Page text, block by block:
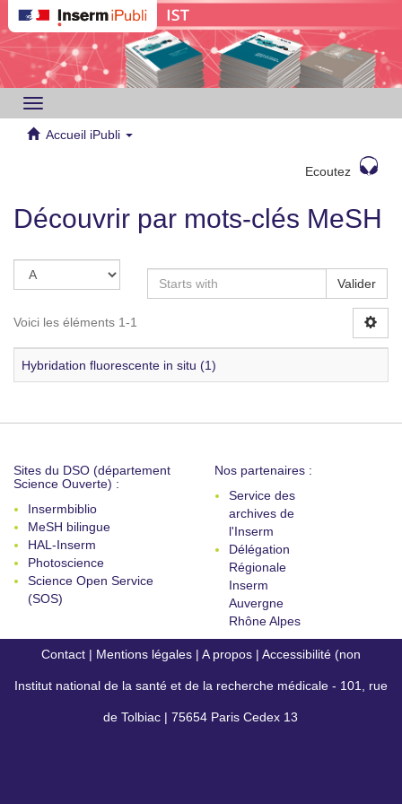
Toggle
navigation
Accueil iPubli
Ecoutez
Découvrir par mots-clés MeSH
Valider
Voici les éléments 1-1
Hybridation fluorescente in situ (1)
Sites du DSO (département
Science Ouverte) :
Insermbiblio
MeSH bilingue
HAL-Inserm
Photoscience
Science Open Service
(SOS)
Nos partenaires :
Service des
archives de
l'Inserm
Délégation
Régionale
Inserm
Auvergne
Rhône Alpes
Contact | Mentions légales | A propos | Accessibilité (non
conforme)
Institut national de la santé et de la recherche médicale - 101, rue
de Tolbiac | 75654 Paris Cedex 13